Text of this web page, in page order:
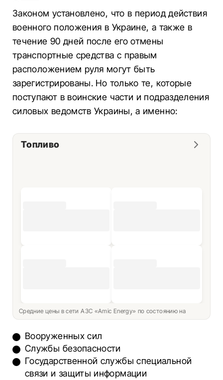
Законом установлено, что в период действия
военного положения в Украине, а также в
течение 90 дней после его отмены
транспортные средства с правым
расположением руля могут быть
зарегистрированы. Но только те, которые
поступают в воинские части и подразделения
силовых ведомств Украины, а именно:
Топливо
Средние цены в сети АЗС «Amic Energy» по состоянию на
Вооруженных сил
Службы безопасности
Государственной службы специальной
связи и защиты информации